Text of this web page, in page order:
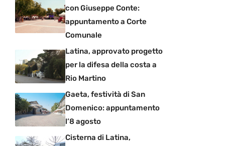
con Giuseppe Conte:
appuntamento a Corte
Comunale
Latina, approvato progetto
per la difesa della costa a
Rio Martino
Gaeta, festività di San
Domenico: appuntamento
l’8 agosto
Cisterna di Latina,